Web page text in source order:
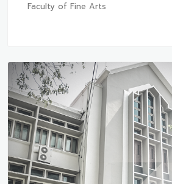
Faculty of Fine Arts